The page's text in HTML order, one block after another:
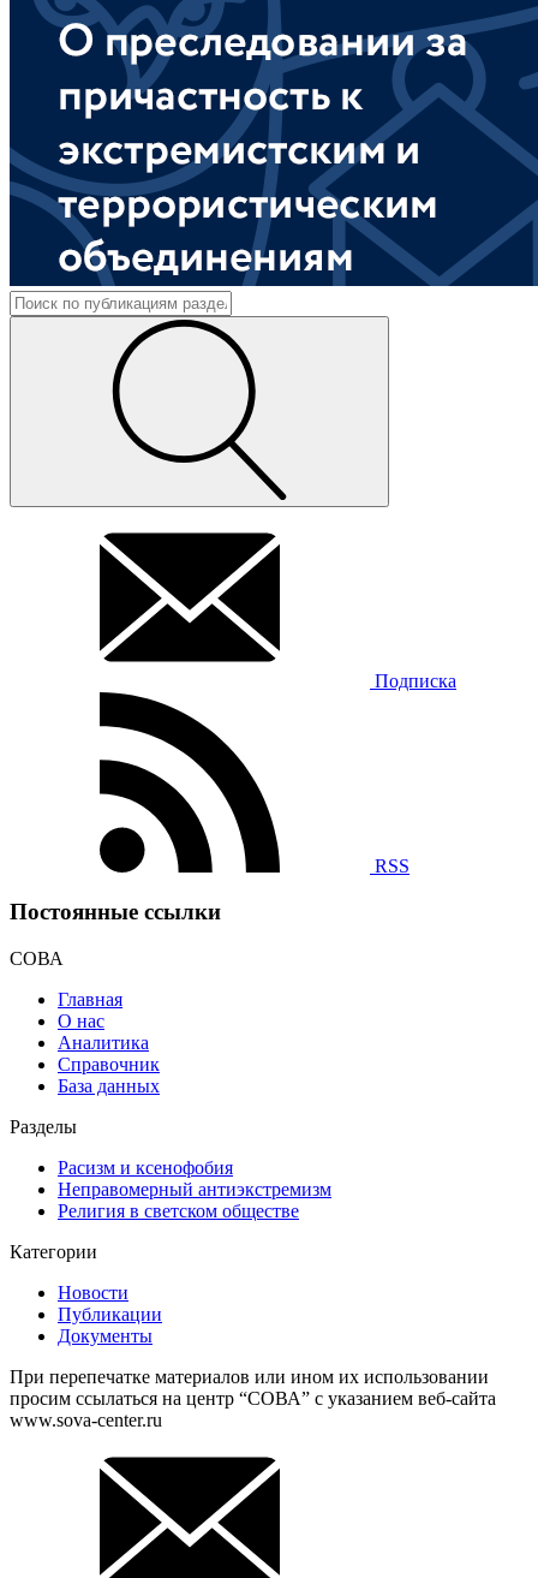
Подписка
RSS
Постоянные ссылки
СОВА
Главная
О нас
Аналитика
Справочник
База данных
Разделы
Расизм и ксенофобия
Неправомерный антиэкстремизм
Религия в светском обществе
Категории
Новости
Публикации
Документы
При перепечатке материалов или ином их использовании
просим ссылаться на центр “СОВА” с указанием веб-сайта
www.sova-center.ru